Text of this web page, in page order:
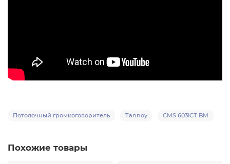
Потолочный громкоговоритель Tannoy CMS 603ICT BM
Похожие товары